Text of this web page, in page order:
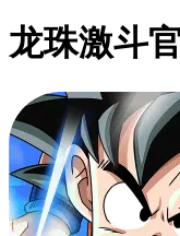
龙珠激斗